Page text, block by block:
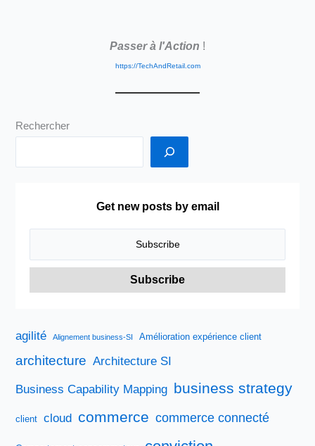
Passer à l'Action !
https://TechAndRetail.com
Rechercher
Get new posts by email
agilité Alignement business-SI Amélioration expérience client
architecture Architecture SI
Business Capability Mapping business strategy
client cloud commerce commerce connecté